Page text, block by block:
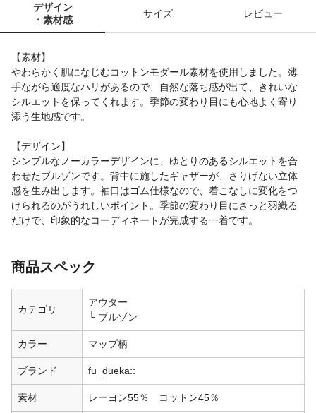
デザイン
・素材感
サイズ レビュー
【素材】
やわらかく肌になじむコットンモダール素材を使用しました。薄
手ながら適度なハリがあるので、自然な落ち感が出て、きれいな
シルエットを保ってくれます。季節の変わり目にも心地よく寄り
添う生地感です。
【デザイン】
シンプルなノーカラーデザインに、ゆとりのあるシルエットを合
わせたブルゾンです。背中に施したギャザーが、さりげない立体
感を生み出します。袖口はゴム仕様なので、着こなしに変化をつ
けられるのがうれしいポイント。季節の変わり目にさっと羽織る
だけで、印象的なコーディネートが完成する一着です。
商品スペック
カテゴリ
アウター
ブルゾン
カラー マップ柄
ブランド fu_dueka::
素材 レーヨン55％ コットン45％